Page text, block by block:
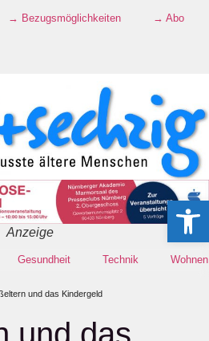
→ Bezugsmöglichkeiten → Abo
Anzeige
Gesundheit Technik Wohnen
und das Kindergeld